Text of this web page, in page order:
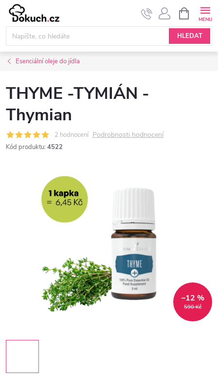
Přejít
obsah
HLEDAT
NÁKUPNÍ
KOŠÍK
Esenciální oleje do jídla
THYME -TYMIÁN -
Thymian
2 hodnocení Podrobnosti hodnocení
Kód produktu: 4522
590 Kč
–12 %